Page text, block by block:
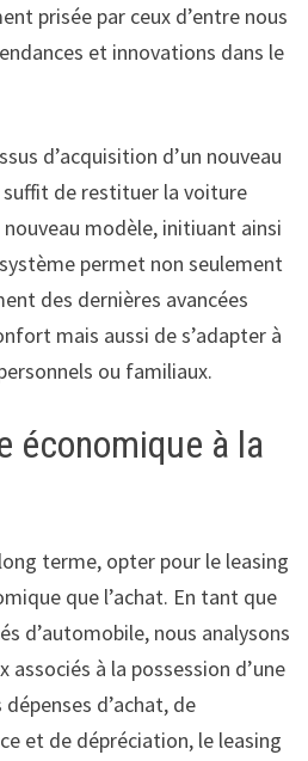
prisée par ceux d’entre nous
et innovations dans le
d’acquisition d’un nouveau
de restituer la voiture
modèle, initiuant ainsi
permet non seulement
des dernières avancées
mais aussi de s’adapter à
ou familiaux.
économique à la
terme, opter pour le leasing
que l’achat. En tant que
d’automobile, nous analysons
à la possession d’une
d’achat, de
et de dépréciation, le leasing